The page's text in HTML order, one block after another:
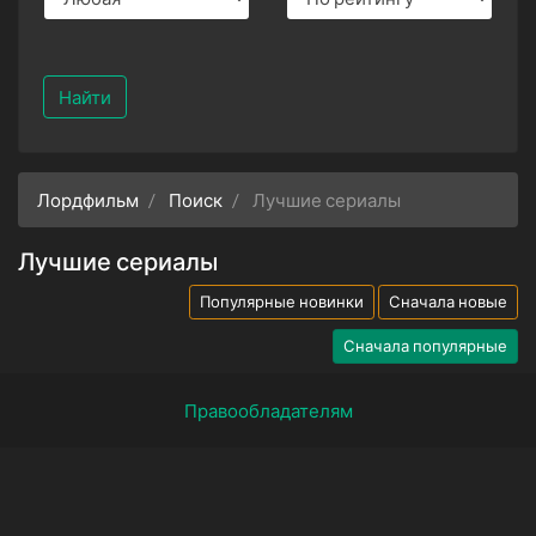
Найти
Лордфильм Поиск Лучшие сериалы
Лучшие сериалы
Популярные новинки Сначала новые
Сначала популярные
Правообладателям